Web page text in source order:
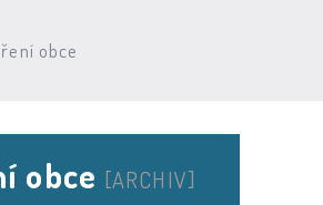
obce
obce [ARCHIV]